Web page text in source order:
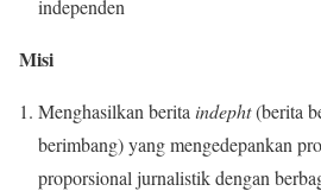
independen
Misi
Menghasilkan berita indepht(berita
berimbang) yang mengedepankan
proporsional jurnalistik dengan